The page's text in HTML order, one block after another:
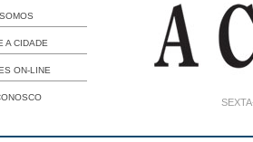
A CIDADE
ON-LINE